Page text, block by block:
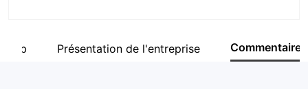
Société
web Présentation de l'entreprise Commentaire